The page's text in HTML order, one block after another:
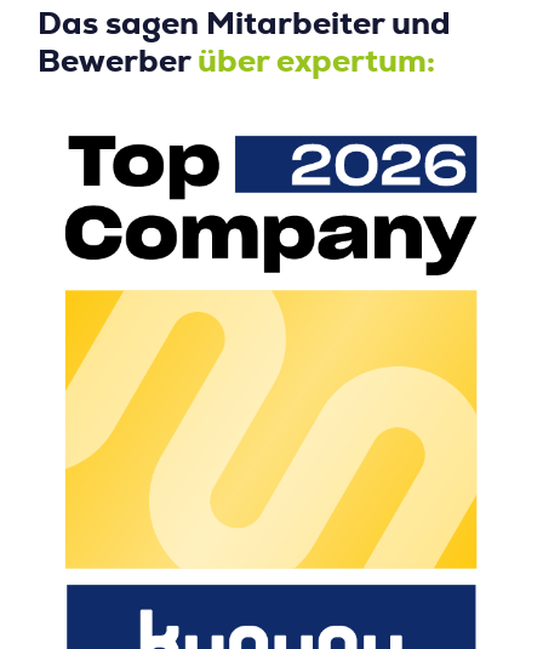
Das sagen Mitarbeiter und
Bewerber über expertum: